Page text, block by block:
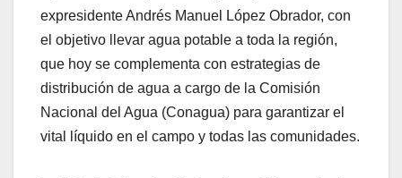
expresidente Andrés Manuel López Obrador, con
el objetivo llevar agua potable a toda la región,
que hoy se complementa con estrategias de
distribución de agua a cargo de la Comisión
Nacional del Agua (Conagua) para garantizar el
vital líquido en el campo y todas las comunidades.